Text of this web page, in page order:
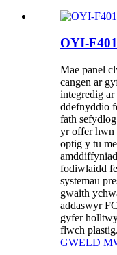
OYI-F401
Mae panel
cangen ar
integredig
ddefnyddio
fath
yr offer hwn
optig y tu
fodiwlaidd
systemau
gwaith
addaswyr
gyfer
flwch plastig.
GWELD